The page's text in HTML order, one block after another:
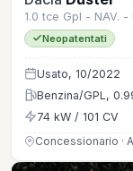
1.0 tce Gpl - NAV. -
Neopatentati
Usato, 10/2022
Benzina/GPL,
74 kW / 101 CV
Concessionario ·